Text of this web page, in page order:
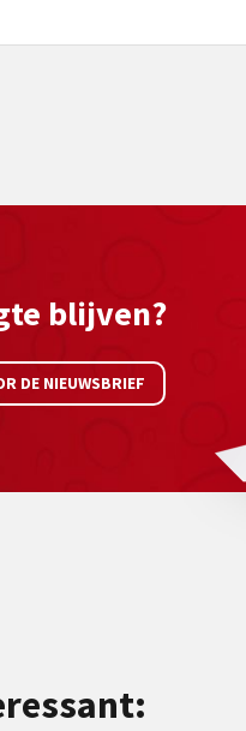
blijven?
DE NIEUWSBRIEF